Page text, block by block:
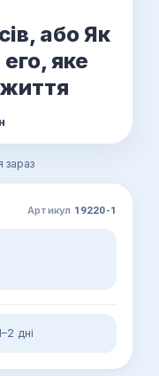
або Як
яке
зараз
Артикул 19220-1
дні